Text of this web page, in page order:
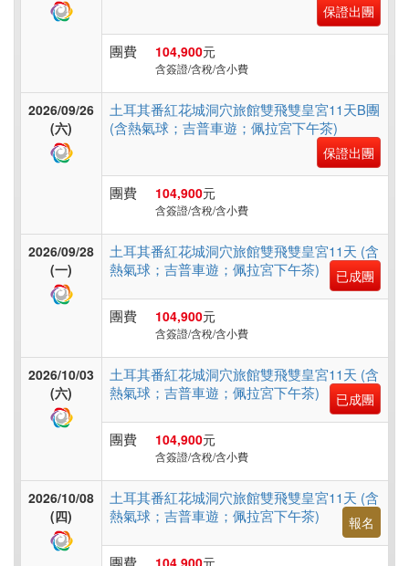
保證出團
團費 104,900元
含簽證/含稅/含小費
2026/09/26
(六)
土耳其番紅花城洞穴旅館雙飛雙皇宮11天B團
(含熱氣球；吉普車遊；佩拉宮下午茶)
保證出團
團費 104,900元
含簽證/含稅/含小費
2026/09/28
(一)
土耳其番紅花城洞穴旅館雙飛雙皇宮11天 (含
熱氣球；吉普車遊；佩拉宮下午茶)
已成團
團費 104,900元
含簽證/含稅/含小費
2026/10/03
(六)
土耳其番紅花城洞穴旅館雙飛雙皇宮11天 (含
熱氣球；吉普車遊；佩拉宮下午茶)
已成團
團費 104,900元
含簽證/含稅/含小費
2026/10/08
(四)
土耳其番紅花城洞穴旅館雙飛雙皇宮11天 (含
熱氣球；吉普車遊；佩拉宮下午茶)
報名